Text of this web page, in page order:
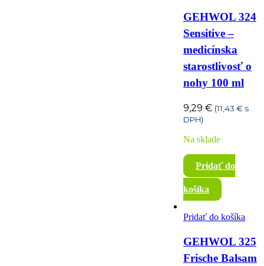
GEHWOL 324
Sensitive –
medicínska
starostlivosť o
nohy 100 ml
9,29 € (11,43 € s
DPH)
Na sklade
Pridať do
košíka
Pridať do košíka
GEHWOL 325
Frische Balsam